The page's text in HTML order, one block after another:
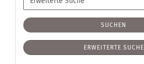
Suche
SUCHEN
ERWEITERTE SUCHE